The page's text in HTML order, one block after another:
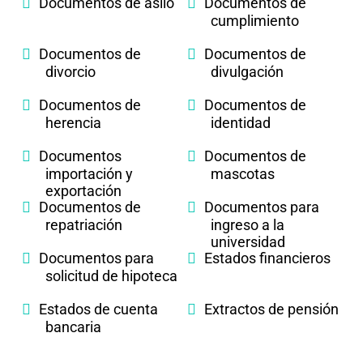
cumplimiento
Documentos de
divorcio
Documentos de
divulgación
Documentos de
herencia
Documentos de
identidad
Documentos
importación y
exportación
Documentos de
mascotas
Documentos de
repatriación
Documentos para
ingreso a la
universidad
Documentos para
solicitud de hipoteca
Estados financieros
Estados de cuenta
bancaria
Extractos de pensión